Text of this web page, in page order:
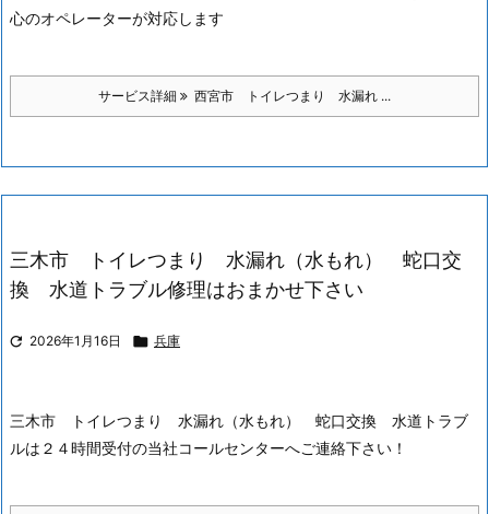
心のオペレーターが対応します
サービス詳細 西宮市 トイレつまり 水漏れ ...
三木市 トイレつまり 水漏れ（水もれ） 蛇口交
換 水道トラブル修理はおまかせ下さい
 2026年1月16日  兵庫
三木市 トイレつまり 水漏れ（水もれ） 蛇口交換 水道トラブ
ルは２４時間受付の当社コールセンターへご連絡下さい！